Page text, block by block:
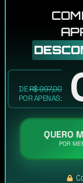
DER$ 997,00
POR APENAS:
QUERO
POR